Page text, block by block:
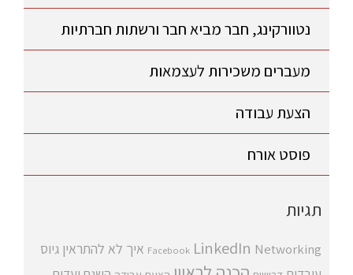
נטוורקינג, חבר מביא חבר ורשתות חברתיות
מעברים משכירות לעצמאות
הצעת עבודה
פוסט אורח
תגיות
Facebook LinkedIn Networking איך לא להתראין גיוס